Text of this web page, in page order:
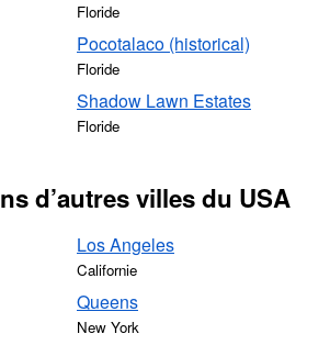
Floride
Pocotalaco (historical)
Floride
Shadow Lawn Estates
Floride
d’autres villes du USA
Los Angeles
Californie
Queens
New York